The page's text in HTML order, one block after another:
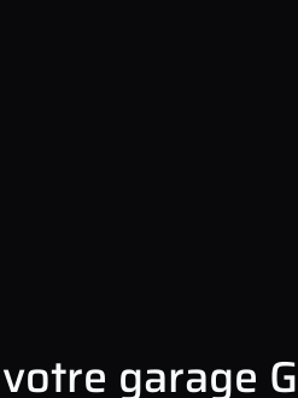
garage